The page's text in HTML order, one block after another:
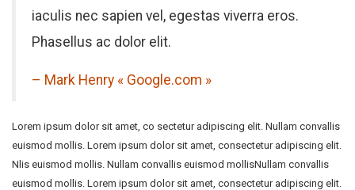
iaculis nec sapien vel, egestas viverra eros.
Phasellus ac dolor elit.
– Mark Henry « Google.com »
Lorem ipsum dolor sit amet, co sectetur adipiscing elit. Nullam convallis
euismod mollis. Lorem ipsum dolor sit amet, consectetur adipiscing elit.
Nlis euismod mollis. Nullam convallis euismod mollisNullam convallis
euismod mollis. Lorem ipsum dolor sit amet, consectetur adipiscing elit.